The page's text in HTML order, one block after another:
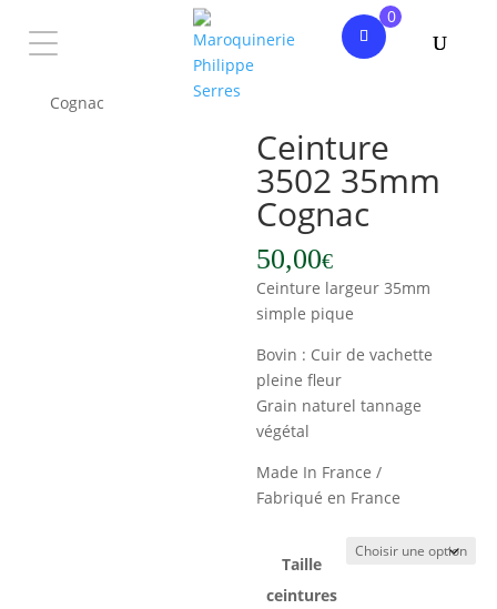
0
Ceintures
Cognac
Ceinture
3502 35mm
Cognac
50,00€
Ceinture largeur 35mm
simple pique
Bovin : Cuir de vachette
pleine fleur
Grain naturel tannage
végétal
Made In France /
Fabriqué en France
Taille
ceintures